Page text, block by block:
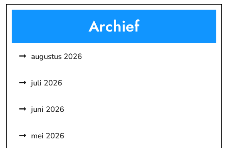
Archief
augustus 2026
juli 2026
juni 2026
mei 2026